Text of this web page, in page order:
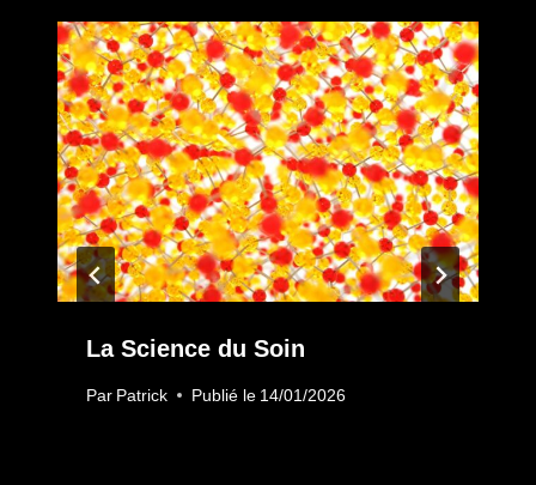
La Science du Soin
Par Patrick Publié le 14/01/2026